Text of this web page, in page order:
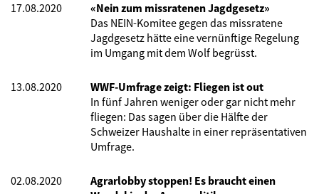
17.08.2020
«Nein zum missratenen Jagdgesetz»
Das NEIN-Komitee gegen das missratene
Jagdgesetz hätte eine vernünftige Regelung
im Umgang mit dem Wolf begrüsst.
13.08.2020
WWF-Umfrage zeigt: Fliegen ist out
In fünf Jahren weniger oder gar nicht mehr
fliegen: Das sagen über die Hälfte der
Schweizer Haushalte in einer repräsentativen
Umfrage.
02.08.2020
Agrarlobby stoppen! Es braucht einen